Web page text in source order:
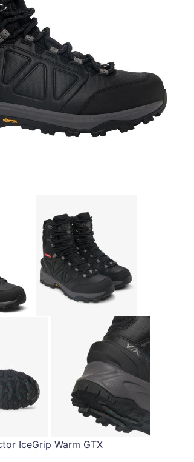
IceGrip Warm GTX